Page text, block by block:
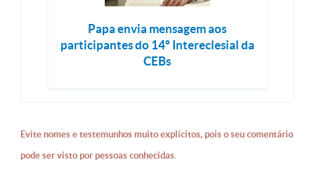
Papa envia mensagem aos
participantes do 14º Intereclesial da
CEBs
Evite nomes e testemunhos muito explícitos, pois o seu comentário
pode ser visto por pessoas conhecidas.